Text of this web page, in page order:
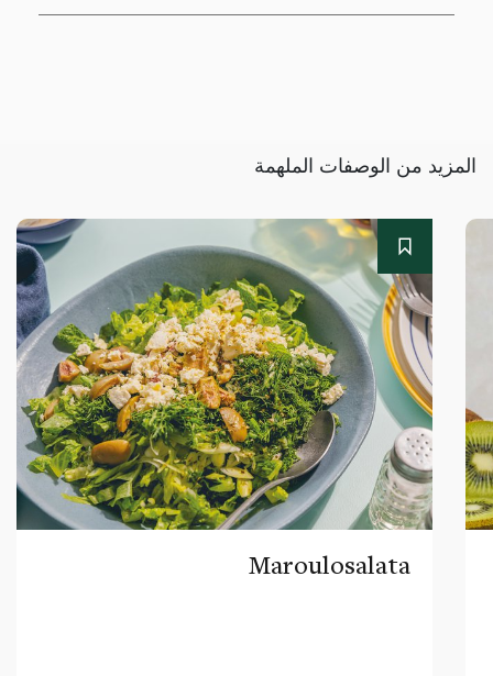
المزيد من الوصفات الملهمة
Maroulosalata